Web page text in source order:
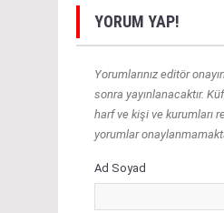
YORUM YAP!
Yorumlarınız editör
sonra yayınlanacaktır.
harf ve kişi ve kurumları
yorumlar
Ad Soyad